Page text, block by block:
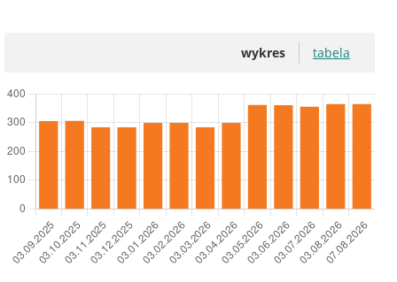
wykres tabela